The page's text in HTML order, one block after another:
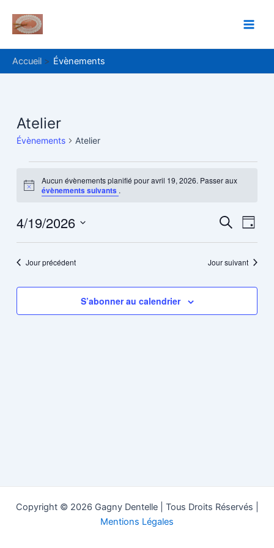
contenu
Accueil Évènements
Atelier
Évènements Atelier
Évènements
for
avril
19,
2026
Notice
Aucun évènements planifié pour avril 19, 2026. Passer aux
évènements suivants .
et
Recherche
Jour
4/19/2026
date.Jour précédent Jour suivant
S’abonner au calendrier
Copyright © 2026 Gagny Dentelle | Tous Droits Réservés |
Mentions Légales